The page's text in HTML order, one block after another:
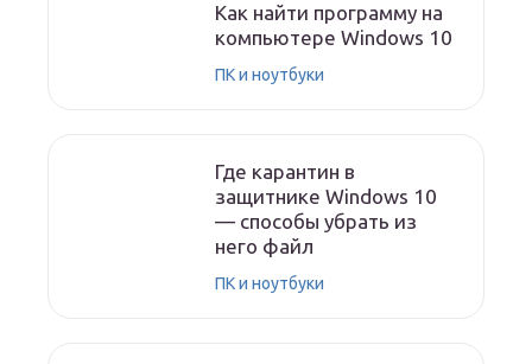
Как найти программу на
компьютере Windows 10
ПК и ноутбуки
Где карантин в
защитнике Windows 10
— способы убрать из
него файл
ПК и ноутбуки